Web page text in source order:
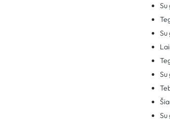
Su
Su
Su